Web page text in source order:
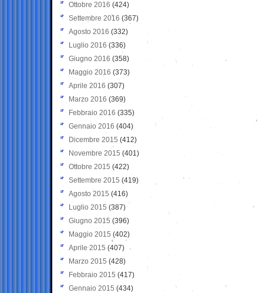
Ottobre 2016 (424)
Settembre 2016 (367)
Agosto 2016 (332)
Luglio 2016 (336)
Giugno 2016 (358)
Maggio 2016 (373)
Aprile 2016 (307)
Marzo 2016 (369)
Febbraio 2016 (335)
Gennaio 2016 (404)
Dicembre 2015 (412)
Novembre 2015 (401)
Ottobre 2015 (422)
Settembre 2015 (419)
Agosto 2015 (416)
Luglio 2015 (387)
Giugno 2015 (396)
Maggio 2015 (402)
Aprile 2015 (407)
Marzo 2015 (428)
Febbraio 2015 (417)
Gennaio 2015 (434)